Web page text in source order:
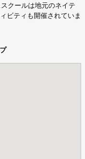
クールは地元のネイテ
ビティも開催されていま